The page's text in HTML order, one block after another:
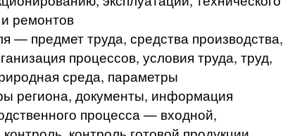
ремонтов
— предмет труда, средства производства,
процессов, условия труда, труд,
среда, параметры
региона, документы, информация
процесса — входной,